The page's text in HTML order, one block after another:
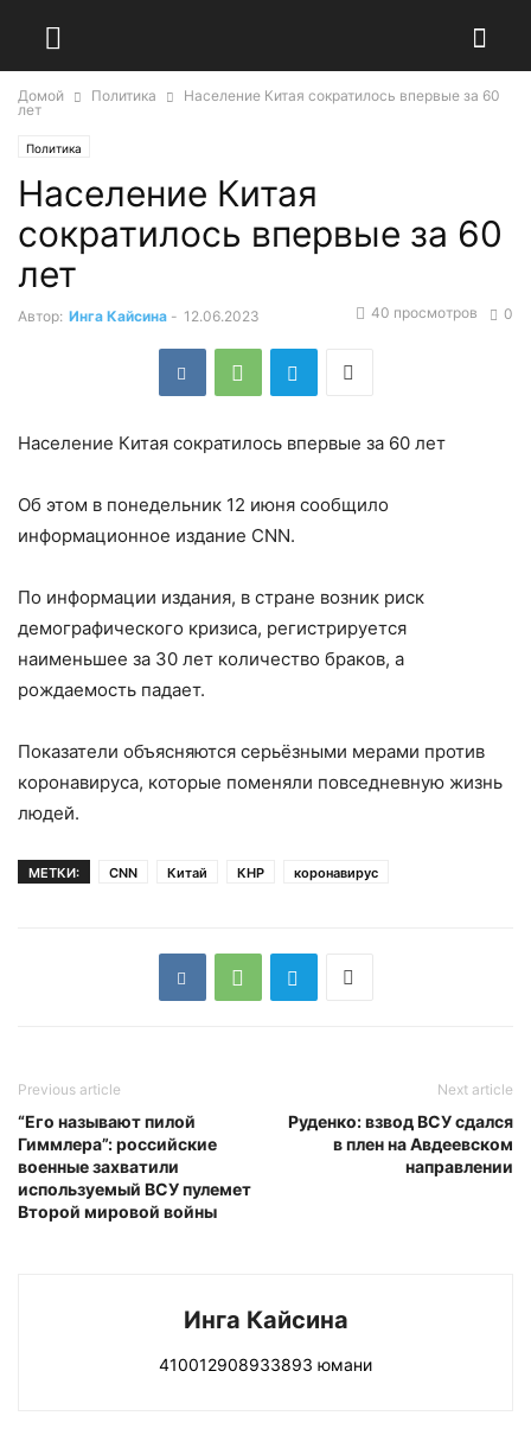
Домой Политика
Население Китая сократилось впервые за 60
лет
Политика
Население Китая
сократилось впервые за 60
лет
Автор: Инга Кайсина - 12.06.2023 0
40 просмотров
Население Китая сократилось впервые за 60 лет
Об этом в понедельник 12 июня сообщило
информационное издание CNN.
По информации издания, в стране возник риск
демографического кризиса, регистрируется
наименьшее за 30 лет количество браков, а
рождаемость падает.
Показатели объясняются серьёзными мерами против
коронавируса, которые поменяли повседневную жизнь
людей.
МЕТКИ: CNN Китай КНР коронавирус
Previous article
“Его называют пилой
Гиммлера”: российские
военные захватили
используемый ВСУ пулемет
Второй мировой войны
Next article
Руденко: взвод ВСУ сдался
в плен на Авдеевском
направлении
Инга Кайсина
410012908933893 юмани